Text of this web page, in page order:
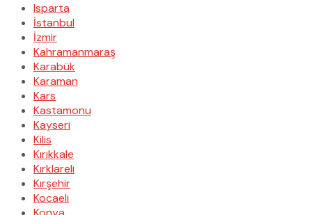
Isparta
İstanbul
İzmir
Kahramanmaraş
Karabük
Karaman
Kars
Kastamonu
Kayseri
Kilis
Kırıkkale
Kırklareli
Kırşehir
Kocaeli